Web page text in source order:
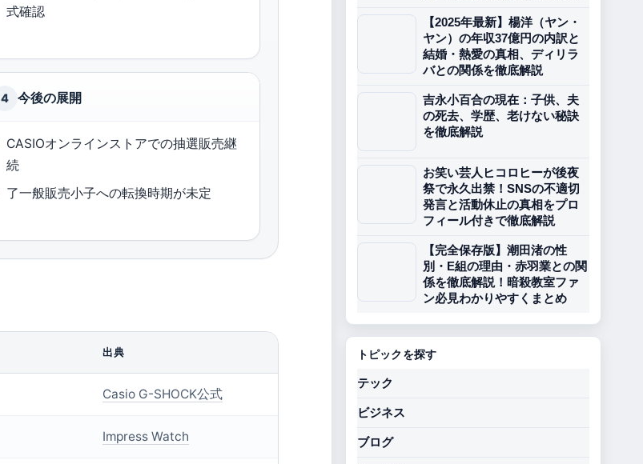
式確認
4 今後の展開
CASIOオンラインストアでの抽選販売継
続
了一般販売小子への転換時期が未定
出典
Casio G-SHOCK公式
Impress Watch
【2025年最新】楊洋（ヤン・
ヤン）の年収37億円の内訳と
結婚・熱愛の真相、ディリラ
バとの関係を徹底解説
吉永小百合の現在：子供、夫
の死去、学歴、老けない秘訣
を徹底解説
お笑い芸人ヒコロヒーが後夜
祭で永久出禁！SNSの不適切
発言と活動休止の真相をプロ
フィール付きで徹底解説
【完全保存版】潮田渚の性
別・E組の理由・赤羽業との関
係を徹底解説！暗殺教室ファ
ン必見わかりやすくまとめ
トピックを探す
テック
ビジネス
ブログ